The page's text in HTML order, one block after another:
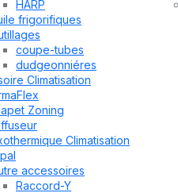
HARP
frigorifiques
coupe-tubes
dudgeonniéres
Climatisation
Zoning
Climatisation
accessoires
Raccord-Y